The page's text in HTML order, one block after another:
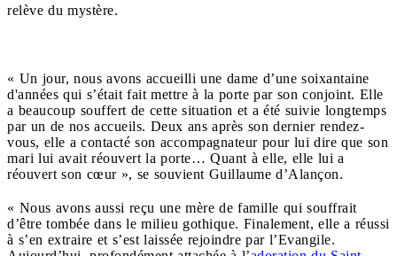
relève du mystère.
« Un jour, nous avons accueilli une dame d’une soixantaine
d'années qui s’était fait mettre à la porte par son conjoint. Elle
a beaucoup souffert de cette situation et a été suivie longtemps
par un de nos accueils. Deux ans après son dernier rendez-
vous, elle a contacté son accompagnateur pour lui dire que son
mari lui avait réouvert la porte… Quant à elle, elle lui a
réouvert son cœur », se souvient Guillaume d’Alançon.
« Nous avons aussi reçu une mère de famille qui souffrait
d’être tombée dans le milieu gothique. Finalement, elle a réussi
à s’en extraire et s’est laissée rejoindre par l’Evangile.